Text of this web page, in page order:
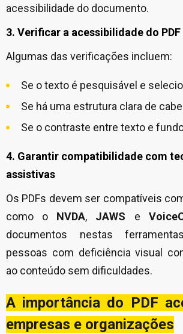
acessibilidade do documento.
3. Verificar a acessibilidade do PDF
Algumas das verificações incluem:
Se o texto é pesquisável e
Se há uma estrutura clara de
Se o contraste entre texto e
4. Garantir compatibilidade com
assistivas
Os PDFs devem ser compatíveis
como o NVDA, JAWS e
documentos nestas
pessoas com deficiência visual
ao conteúdo sem dificuldades.
A importância do PDF
empresas e organizações